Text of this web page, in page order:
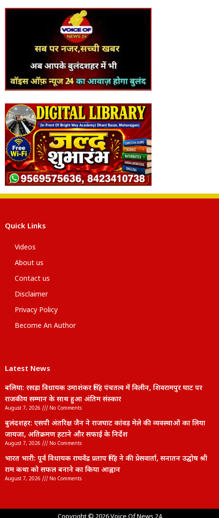
Quick Links
Videos
About us
Contact us
Disclaimer
Privacy Policy
Become An Author
Latest News
बलिया: रसड़ा विधायक उमाशंकर सिंह पंचतत्व में विलीन, शिवरामपुर घाट पर
राजकीय सम्मान के साथ हुआ अंतिम संस्कार
August 7, 2026 No Comments
बुलंदशहर: एसपी अंतरिक्ष जैन ने राजघाट कांवड़ मेले की व्यवस्थाओं का लिया
जायजा, अतिक्रमण हटाने और सफाई के निर्देश
August 7, 2026 No Comments
भारत भारी: पूर्व विधायक राघवेंद्र प्रताप सिंह ने की प्रेसवार्ता, सनातन उद्घोष श्री
राम कथा को सफल बनाने का किया आह्वान
August 7, 2026 No Comments